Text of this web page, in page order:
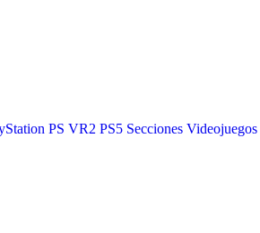
PS VR2 PS5 Secciones Videojuegos